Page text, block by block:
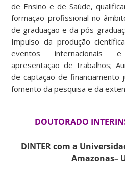
de Ensino e de Saúde,
formação profissional no
de graduação e da pós-
Impulso da produção
eventos internacionais
apresentação de trabalhos;
de captação de financiamento
fomento da pesquisa e da
DOUTORADO
DINTER com a
Amazonas–